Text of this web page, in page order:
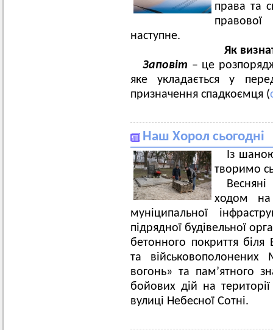
права та
наступне.
Як
Заповіт – це
яке укладається у
призначення спадкоємця (
Наш Хорол сьогодні
Із
творимо
ходом на
муніципальної
підрядної будівельної
бетонного покриття біля
та військовополонених
вогонь» та пам’ятного
бойових дій на
вулиці Небесної Сотні.